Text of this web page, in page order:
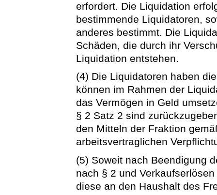
erfordert. Die Liquidation
bestimmende Liquidatoren,
anderes bestimmt. Die
Schäden, die durch ihr
Liquidation entstehen.
(4) Die Liquidatoren haben
können im Rahmen der
das Vermögen in Geld
§ 2 Satz 2 sind
den Mitteln der Fraktion
arbeitsvertraglichen
(5) Soweit nach Beendigung
nach § 2 und
diese an den Haushalt des